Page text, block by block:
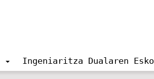
Ingeniaritza Dualaren